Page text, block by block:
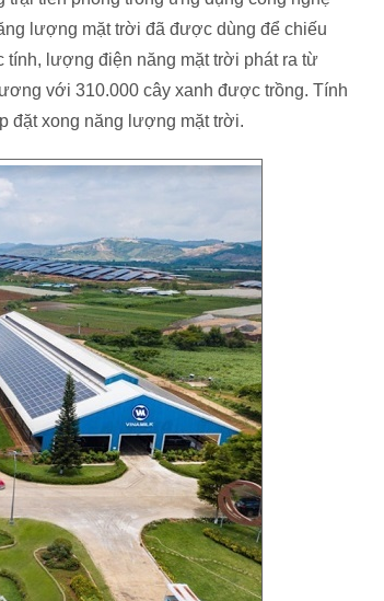
lượng mặt trời đã được dùng để chiếu
tính, lượng điện năng mặt trời phát ra từ
với 310.000 cây xanh được trồng. Tính
đặt xong năng lượng mặt trời.